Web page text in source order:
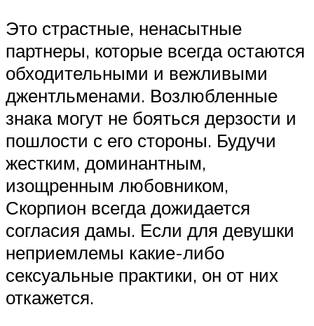
Это страстные, ненасытные
партнеры, которые всегда остаются
обходительными и вежливыми
джентльменами. Возлюбленные
знака могут не бояться дерзости и
пошлости с его стороны. Будучи
жестким, доминантным,
изощренным любовником,
Скорпион всегда дожидается
согласия дамы. Если для девушки
неприемлемы какие-либо
сексуальные практики, он от них
откажется.